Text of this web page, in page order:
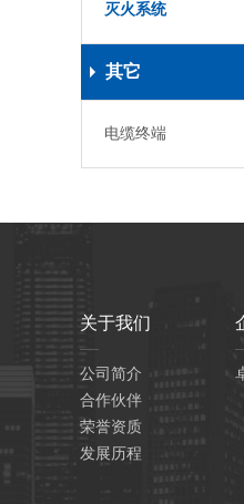
灭火系统
其它
电缆终端
关于我们
公司简介
合作伙伴
荣誉资质
发展历程